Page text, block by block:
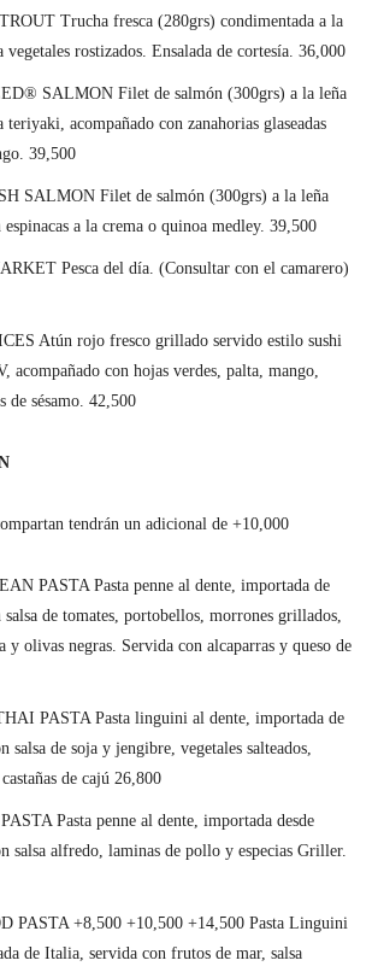
Trucha fresca (280grs) condimentada a la
vegetales rostizados. Ensalada de cortesía. 36,000
SALMON Filet de salmón (300grs) a la leña
teriyaki, acompañado con zanahorias glaseadas
39,500
SALMON Filet de salmón (300grs) a la leña
espinacas a la crema o quinoa medley. 39,500
Pesca del día. (Consultar con el camarero)
Atún rojo fresco grillado servido estilo sushi
acompañado con hojas verdes, palta, mango,
de sésamo. 42,500
tendrán un adicional de +10,000
PASTA Pasta penne al dente, importada de
de tomates, portobellos, morrones grillados,
y olivas negras. Servida con alcaparras y queso de
PASTA Pasta linguini al dente, importada de
salsa de soja y jengibre, vegetales salteados,
de cajú 26,800
Pasta penne al dente, importada desde
salsa alfredo, laminas de pollo y especias Griller.
PASTA +8,500 +10,500 +14,500 Pasta Linguini
de Italia, servida con frutos de mar, salsa